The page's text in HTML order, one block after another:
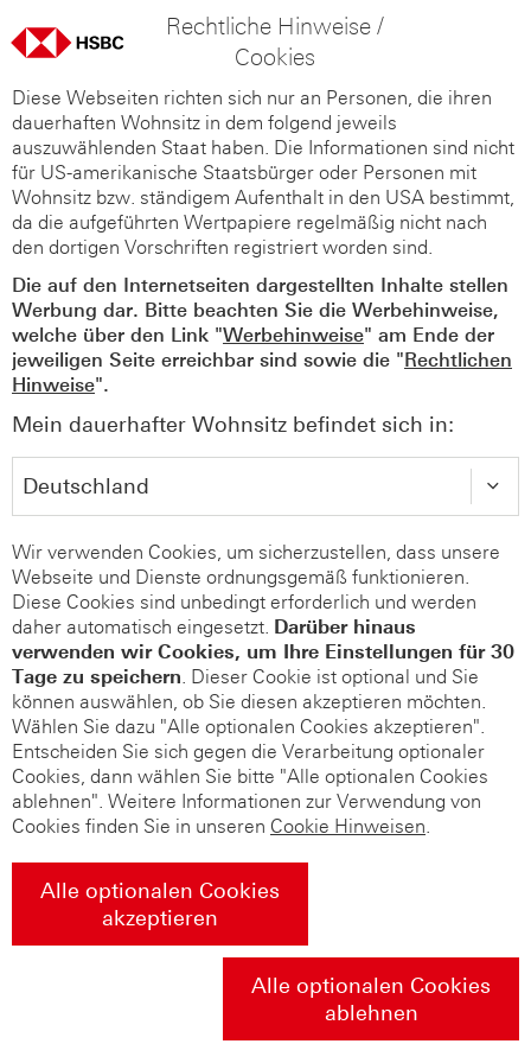
Rechtliche Hinweise /
Cookies
Diese Webseiten richten sich nur an Personen, die ihren
dauerhaften Wohnsitz in dem folgend jeweils
auszuwählenden Staat haben. Die Informationen sind nicht
für US-amerikanische Staatsbürger oder Personen mit
Wohnsitz bzw. ständigem Aufenthalt in den USA bestimmt,
da die aufgeführten Wertpapiere regelmäßig nicht nach
den dortigen Vorschriften registriert worden sind.
Die auf den Internetseiten dargestellten Inhalte stellen
Werbung dar. Bitte beachten Sie die Werbehinweise,
welche über den Link "Werbehinweise" am Ende der
jeweiligen Seite erreichbar sind sowie die "Rechtlichen
Hinweise".
Mein dauerhafter Wohnsitz befindet sich in:
Wir verwenden Cookies, um sicherzustellen, dass unsere
Webseite und Dienste ordnungsgemäß funktionieren.
Diese Cookies sind unbedingt erforderlich und werden
daher automatisch eingesetzt. Darüber hinaus
verwenden wir Cookies, um Ihre Einstellungen für 30
Tage zu speichern. Dieser Cookie ist optional und Sie
können auswählen, ob Sie diesen akzeptieren möchten.
Wählen Sie dazu "Alle optionalen Cookies akzeptieren".
Entscheiden Sie sich gegen die Verarbeitung optionaler
Cookies, dann wählen Sie bitte "Alle optionalen Cookies
ablehnen". Weitere Informationen zur Verwendung von
Cookies finden Sie in unseren Cookie Hinweisen.
Alle optionalen Cookies
akzeptieren
Alle optionalen Cookies
ablehnen